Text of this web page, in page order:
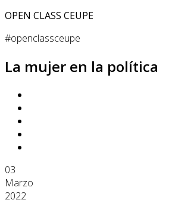
OPEN CLASS CEUPE
#openclassceupe
La mujer en la política
03
Marzo
2022